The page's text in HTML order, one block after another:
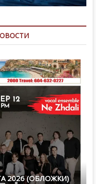
2026 (ОБЛОЖКИ)